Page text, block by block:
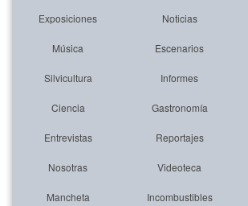
Exposiciones Noticias
Música Escenarios
Silvicultura Informes
Ciencia Gastronomía
Entrevistas Reportajes
Nosotras Videoteca
Mancheta Incombustibles